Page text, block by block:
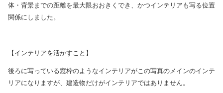
体・背景までの距離を最大限おおきくでき、かつインテリアも写る位置
関係にしました。
【インテリアを活かすこと】
後ろに写っている窓枠のようなインテリアがこの写真のメインのインテ
リアになりますが、建造物だけがインテリアではありません。